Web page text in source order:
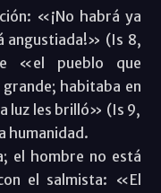
«¡No habrá ya
angustiada!» (Is 8,
«el pueblo que
grande; habitaba en
luz les brilló» (Is 9,
humanidad.
el hombre no está
el salmista: «El